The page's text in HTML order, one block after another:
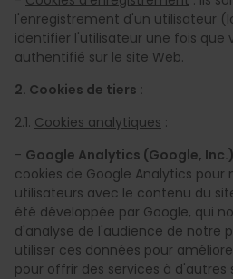
l'enregistrement d'un utilisateur
identifier l'utilisateur une fois que
authentifié sur le site Web.
2. Cookies de tiers :
2.1. Cookies analytiques :
- Google Analytics (Google, Inc.)
cookies de Google Analytics
utilisateurs avec le contenu du
été développée par Google, qui
d'analyse de l'audience de notre
utiliser ces données pour
pour offrir des services à d'autres